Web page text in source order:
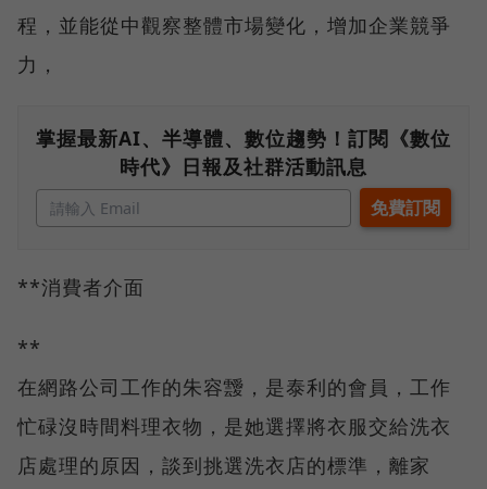
程，並能從中觀察整體市場變化，增加企業競爭
力，
掌握最新AI、半導體、數位趨勢！訂閱《數位
時代》日報及社群活動訊息
**消費者介面
**
在網路公司工作的朱容靉，是泰利的會員，工作
忙碌沒時間料理衣物，是她選擇將衣服交給洗衣
店處理的原因，談到挑選洗衣店的標準，離家